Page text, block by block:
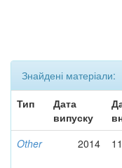
Знайдені матеріали:
Тип
Дата
випуску
Other 2014